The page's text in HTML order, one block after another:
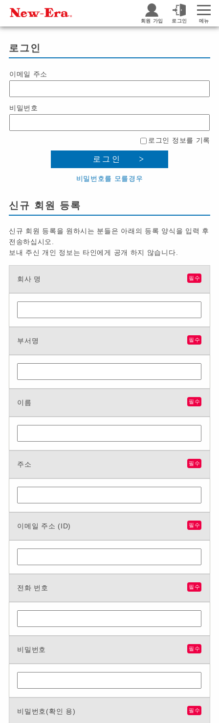
회원 가입 로그인 메뉴
로그인
이메일 주소
비밀번호
로그인 정보를 기록
로그인
비밀번호를 모를경우
신규 회원 등록
신규 회원 등록을 원하시는 분들은 아래의 등록 양식을 입력 후
전송하십시오.
보내 주신 개인 정보는 타인에게 공개 하지 않습니다.
회사 명 필수
부서명 필수
이름 필수
주소 필수
이메일 주소 (ID) 필수
전화 번호 필수
비밀번호 필수
비밀번호(확인 용) 필수